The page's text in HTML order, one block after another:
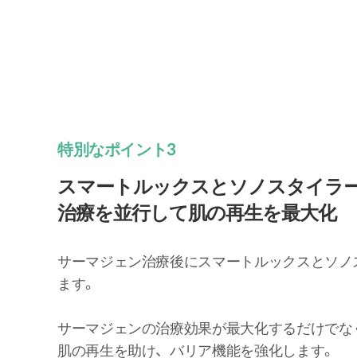
特別なポイント3
スマートルックスとソノスタイラ
治療を並行して肌の再生を最大化
サーマジェン治療後にスマートルックスとソ
ます。
サーマジェンの治療効果が最大化するだけでな
肌の再生を助け、バリア機能を強化します。